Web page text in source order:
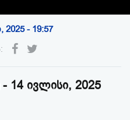
2025 - 19:57
14 ივლისი, 2025